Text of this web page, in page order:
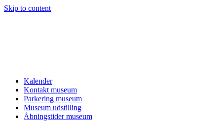
Skip to content
Kalender
Kontakt museum
Parkering museum
Museum udstilling
Åbningstider museum